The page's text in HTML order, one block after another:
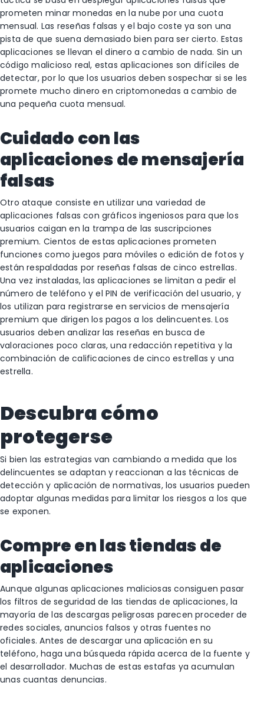
prometen minar monedas en la nube por una cuota
mensual. Las reseñas falsas y el bajo coste ya son una
pista de que suena demasiado bien para ser cierto. Estas
aplicaciones se llevan el dinero a cambio de nada. Sin un
código malicioso real, estas aplicaciones son difíciles de
detectar, por lo que los usuarios deben sospechar si se les
promete mucho dinero en criptomonedas a cambio de
una pequeña cuota mensual.
Cuidado con las
aplicaciones de mensajería
falsas
Otro ataque consiste en utilizar una variedad de
aplicaciones falsas con gráficos ingeniosos para que los
usuarios caigan en la trampa de las suscripciones
premium. Cientos de estas aplicaciones prometen
funciones como juegos para móviles o edición de fotos y
están respaldadas por reseñas falsas de cinco estrellas.
Una vez instaladas, las aplicaciones se limitan a pedir el
número de teléfono y el PIN de verificación del usuario, y
los utilizan para registrarse en servicios de mensajería
premium que dirigen los pagos a los delincuentes. Los
usuarios deben analizar las reseñas en busca de
valoraciones poco claras, una redacción repetitiva y la
combinación de calificaciones de cinco estrellas y una
estrella.
Descubra cómo
protegerse
Si bien las estrategias van cambiando a medida que los
delincuentes se adaptan y reaccionan a las técnicas de
detección y aplicación de normativas, los usuarios pueden
adoptar algunas medidas para limitar los riesgos a los que
se exponen.
Compre en las tiendas de
aplicaciones
Aunque algunas aplicaciones maliciosas consiguen pasar
los filtros de seguridad de las tiendas de aplicaciones, la
mayoría de las descargas peligrosas parecen proceder de
redes sociales, anuncios falsos y otras fuentes no
oficiales. Antes de descargar una aplicación en su
teléfono, haga una búsqueda rápida acerca de la fuente y
el desarrollador. Muchas de estas estafas ya acumulan
unas cuantas denuncias.